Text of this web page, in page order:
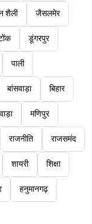
शैली जैसलमेर
डूंगरपुर
पाली
बांसवाड़ा बिहार
मणिपुर
राजनीति राजसमंद
शायरी शिक्षा
हनुमानगढ़